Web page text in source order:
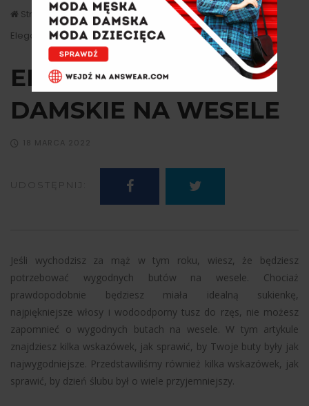
Strona główna
Moda
Eleganckie buty damskie na wesele
ELEGANCKIE BUTY
DAMSKIE NA WESELE
18 MARCA 2022
UDOSTĘPNIJ:
Jeśli wychodzisz za mąż w tym roku, wiesz, że będziesz
potrzebować wygodnych butów na wesele. Chociaż
prawdopodobnie będziesz miała idealną sukienkę,
najpiękniejsze włosy i wodoodporny tusz do rzęs, nie możesz
zapomnieć o wygodnych butach na wesele. W tym artykule
znajdziesz kilka wskazówek, jak sprawić, by Twoje buty były jak
najwygodniejsze. Przedstawiliśmy również kilka wskazówek, jak
sprawić, by dzień ślubu był o wiele przyjemniejszy.